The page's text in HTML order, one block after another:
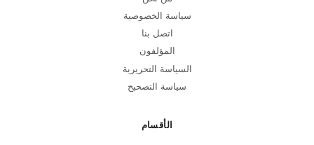
سياسة الخصوصية
اتصل بنا
المؤلفون
السياسة التحريرية
سياسة التصحيح
الأقسام